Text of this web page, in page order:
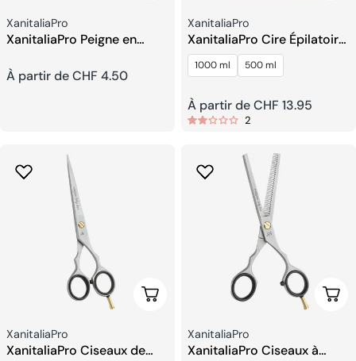
Fournisseur:
XanitaliaPro
XanitaliaPro Peigne en
Prix
À partir de CHF 4.50
Fournisseur:
XanitaliaPro
XanitaliaPro Cire Épilatoire
Hydrosoluble – Sugaring
1000 ml 500 ml
Prix
À partir de CHF 13.95
2
Ajouter Au Panier
Fournisseur:
XanitaliaPro
XanitaliaPro Ciseaux de
Fournisseur:
XanitaliaPro
XanitaliaPro Ciseaux à